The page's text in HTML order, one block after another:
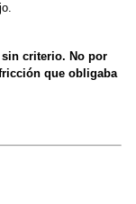
criterio. No por
que obligaba